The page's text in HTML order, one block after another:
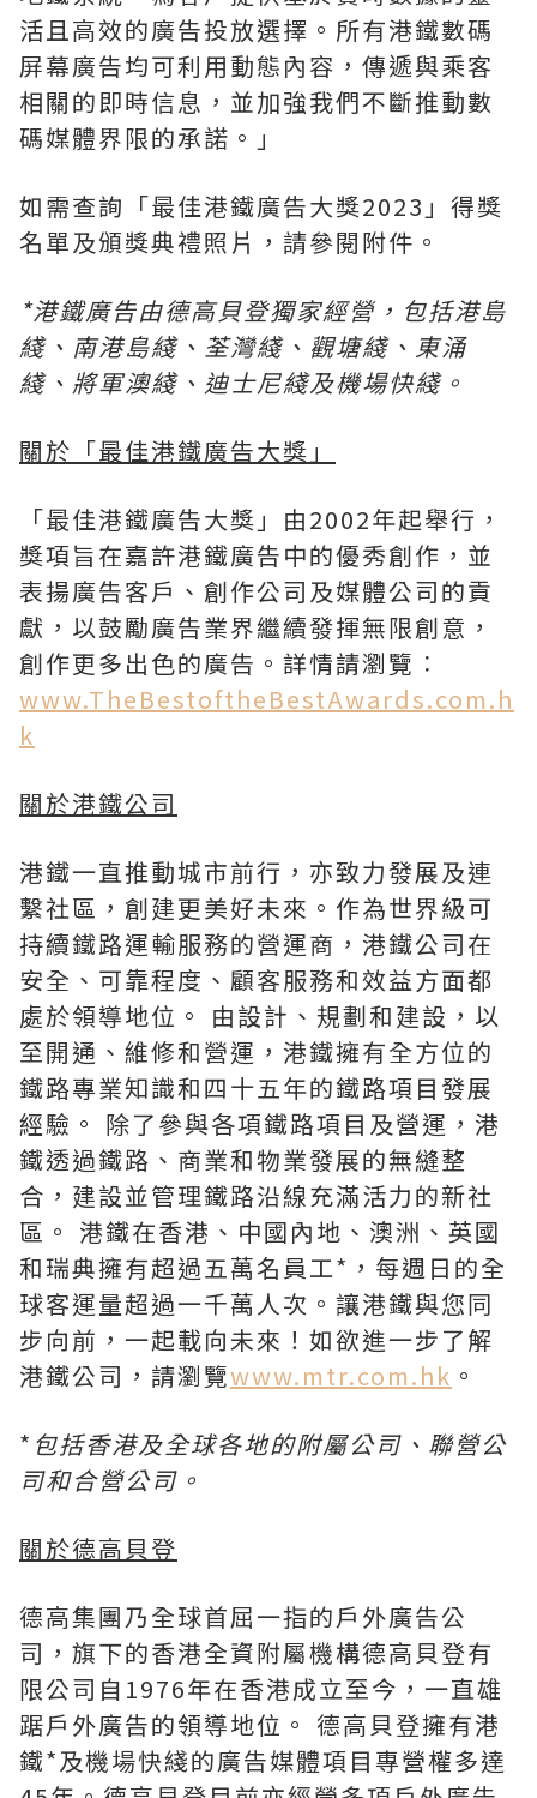
活且高效的廣告投放選擇。所有港鐵數碼
屏幕廣告均可利用動態內容，傳遞與乘客
相關的即時信息，並加強我們不斷推動數
碼媒體界限的承諾。」
如需查詢「最佳港鐵廣告大獎2023」得獎
名單及頒獎典禮照片，請參閱附件。
*港鐵廣告由德高貝登獨家經營，包括港島
綫、南港島綫、荃灣綫、觀塘綫、東涌
綫、將軍澳綫、迪士尼綫及機場快綫。
關於「最佳港鐵廣告大獎」
「最佳港鐵廣告大獎」由2002年起舉行，
獎項旨在嘉許港鐵廣告中的優秀創作，並
表揚廣告客戶、創作公司及媒體公司的貢
獻，以鼓勵廣告業界繼續發揮無限創意，
創作更多出色的廣告。詳情請瀏覽︰
www.TheBestoftheBestAwards.com.h
k
關於港鐵公司
港鐵一直推動城市前行，亦致力發展及連
繫社區，創建更美好未來。作為世界級可
持續鐵路運輸服務的營運商，港鐵公司在
安全、可靠程度、顧客服務和效益方面都
處於領導地位。 由設計、規劃和建設，以
至開通、維修和營運，港鐵擁有全方位的
鐵路專業知識和四十五年的鐵路項目發展
經驗。 除了參與各項鐵路項目及營運，港
鐵透過鐵路、商業和物業發展的無縫整
合，建設並管理鐵路沿線充滿活力的新社
區。 港鐵在香港、中國內地、澳洲、英國
和瑞典擁有超過五萬名員工*，每週日的全
球客運量超過一千萬人次。讓港鐵與您同
步向前，一起載向未來！如欲進一步了解
港鐵公司，請瀏覽www.mtr.com.hk 。
* 包括香港及全球各地的附屬公司、聯營公
司和合營公司。
關於德高貝登
德高集團乃全球首屈一指的戶外廣告公
司，旗下的香港全資附屬機構德高貝登有
限公司自1976年在香港成立至今，一直雄
踞戶外廣告的領導地位。 德高貝登擁有港
鐵*及機場快綫的廣告媒體項目專營權多達